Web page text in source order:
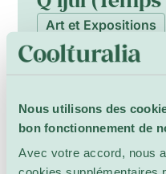
Nous utilisons des
bon fonctionnement de
Avec votre accord, nous
Deep Time)
Art et Expositions
Musée de la
exposition
Maya Kaqchikel
Pach’un Q’ijul
l’exposition relie
Plus d’info